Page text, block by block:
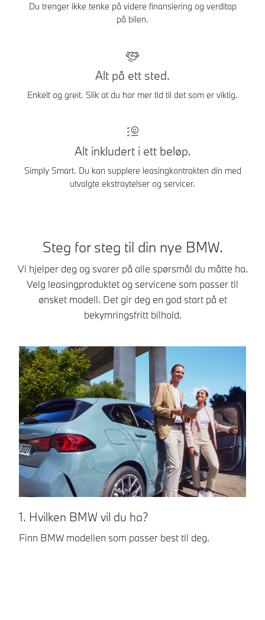
Du trenger ikke tenke på videre finansiering og verditap
på bilen.
Alt på ett sted.
Enkelt og greit. Slik at du har mer tid til det som er viktig.
Alt inkludert i ett beløp.
Simply Smart. Du kan supplere leasingkontrakten din med
utvalgte ekstraytelser og servicer.
Steg for steg til din nye BMW.
Vi hjelper deg og svarer på alle spørsmål du måtte ha.
Velg leasingproduktet og servicene som passer til
ønsket modell. Det gir deg en god start på et
bekymringsfritt bilhold.
1. Hvilken BMW vil du ha?
Finn BMW modellen som passer best til deg.